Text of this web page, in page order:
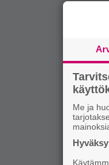
Me ja